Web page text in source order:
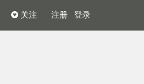
注册 登录
关注